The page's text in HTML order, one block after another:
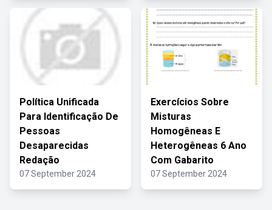
Política Unificada
Para Identificação De
Pessoas
Desaparecidas
Redação
07 September 2024
Exercícios Sobre
Misturas
Homogêneas E
Heterogêneas 6 Ano
Com Gabarito
07 September 2024